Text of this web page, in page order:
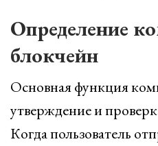
Определение
блокчейн
Основная функция
утверждение и
Когда пользователь